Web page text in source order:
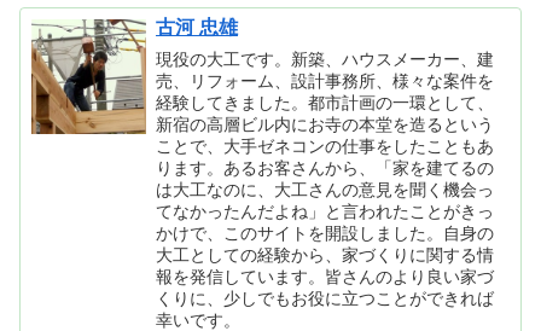
古河 忠雄
現役の大工です。新築、ハウスメーカー、建
売、リフォーム、設計事務所、様々な案件を
経験してきました。都市計画の一環として、
新宿の高層ビル内にお寺の本堂を造るという
ことで、大手ゼネコンの仕事をしたこともあ
ります。あるお客さんから、「家を建てるの
は大工なのに、大工さんの意見を聞く機会っ
てなかったんだよね」と言われたことがきっ
かけで、このサイトを開設しました。自身の
大工としての経験から、家づくりに関する情
報を発信しています。皆さんのより良い家づ
くりに、少しでもお役に立つことができれば
幸いです。